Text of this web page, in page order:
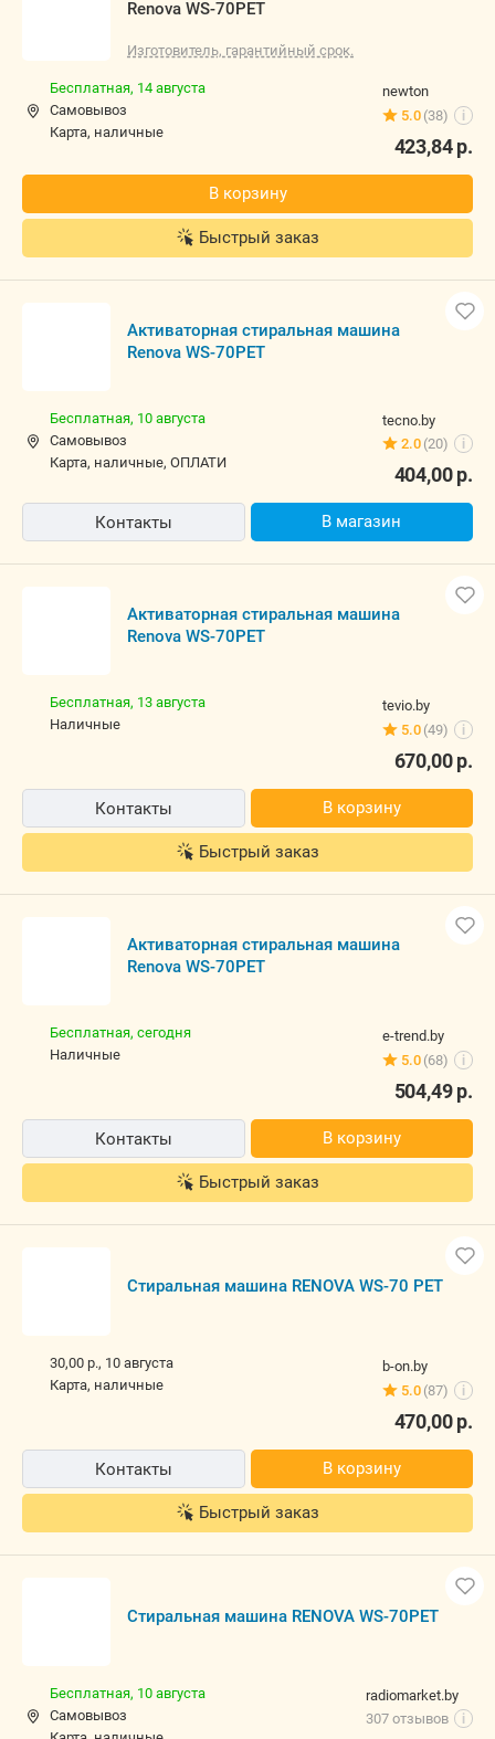
Renova WS-70PET
Изготовитель, гарантийный срок.
newton
5.0 (38) i
Бесплатная, 14 августа
Самовывоз
карта, наличные
423,84р.
В корзину
Быстрый заказ
Активаторная стиральная машина
Renova WS-70PET
tecno.by
2.0 (20) i
Бесплатная, 10 августа
Самовывоз
карта, наличные, ОПЛАТИ
404,00р.
Контакты В магазин
Активаторная стиральная машина
Renova WS-70PET
tevio.by
5.0 (49) i
Бесплатная, 13 августа
наличные
670,00р.
Контакты В корзину
Быстрый заказ
Активаторная стиральная машина
Renova WS-70PET
e-trend.by
5.0 (68) i
Бесплатная, сегодня
наличные
504,49р.
Контакты В корзину
Быстрый заказ
Стиральная машина RENOVA WS-70 PET
b-on.by
5.0 (87) i
30,00 р., 10 августа
карта, наличные
470,00р.
Контакты В корзину
Быстрый заказ
Стиральная машина RENOVA WS-70PET
radiomarket.by
307 отзывов
i
Бесплатная, 10 августа
Самовывоз